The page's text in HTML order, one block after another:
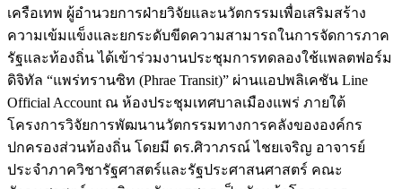
เครือเทพ ผู้อำนวยการฝ่ายวิจัยและนวัตกรรมเพื่อเสริมสร้าง
ความเข้มแข็งและยกระดับขีดความสามารถในการจัดการภาค
รัฐและท้องถิ่น ได้เข้าร่วมงานประชุมการทดลองใช้แพลตฟอร์ม
ดิจิทัล “แพร่ทรานซิท (Phrae Transit)” ผ่านแอปพลิเคชัน Line
Official Account ณ ห้องประชุมเทศบาลเมืองแพร่ ภายใต้
โครงการวิจัยการพัฒนานวัตกรรมทางการคลังขององค์กร
ปกครองส่วนท้องถิ่น โดยมี ดร.ศิวาภรณ์ ไชยเจริญ อาจารย์
ประจำภาควิชารัฐศาสตร์และรัฐประศาสนศาสตร์ คณะ